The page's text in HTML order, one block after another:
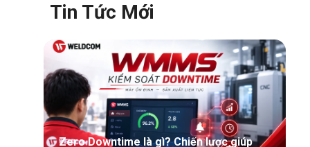
Tin Tức Mới
Zero Downtime là gì? Chiến lược giúp